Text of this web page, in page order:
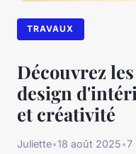
TRAVAUX
Découvrez
design
et créativité
Juliette•18 août 2025•7